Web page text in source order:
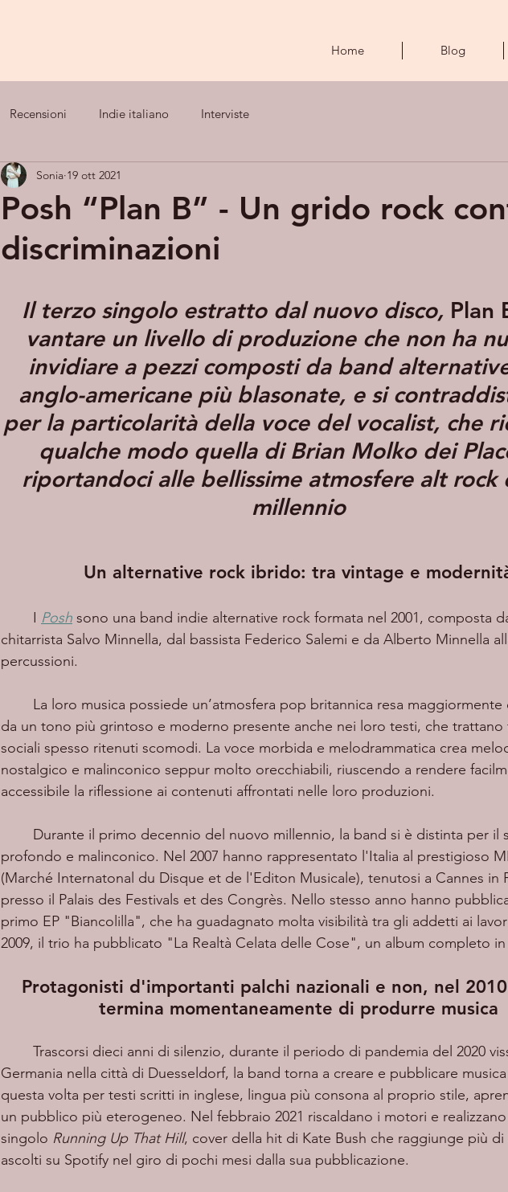
Home Blog
Recensioni Indie italiano Interviste
Posh “Plan B” - Un grido rock
discriminazioni
Sonia 19 ott 2021
Il terzo singolo estratto dal nuovo disco, Plan
vantare un livello di produzione che non ha
invidiare a pezzi composti da band
anglo-americane più blasonate, e si
per la particolarità della voce del vocalist, che
qualche modo quella di Brian Molko dei
riportandoci alle bellissime atmosfere alt rock
millennio
Un alternative rock ibrido: tra vintage e
	I
Posh sono una band indie alternative rock formata nel 2001, composta
chitarrista Salvo Minnella, dal bassista Federico Salemi e da Alberto Minnella
percussioni.
da un tono più grintoso e moderno presente anche nei loro testi, che trattano
sociali spesso ritenuti scomodi. La voce morbida e melodrammatica crea
nostalgico e malinconico seppur molto orecchiabili, riuscendo a rendere
accessibile la riflessione ai contenuti affrontati nelle loro produzioni.
profondo e malinconico. Nel 2007 hanno rappresentato l'Italia al prestigioso
(Marché Internatonal du Disque et de l'Editon Musicale), tenutosi a Cannes in
presso il Palais des Festivals et des Congrès. Nello stesso anno hanno
primo EP "Biancolilla", che ha guadagnato molta visibilità tra gli addetti ai
2009, il trio ha pubblicato "La Realtà Celata delle Cose", un album completo in
Protagonisti d'importanti palchi nazionali e non, nel
termina momentaneamente di produrre musica
Germania nella città di Duesseldorf, la band torna a creare e pubblicare
questa volta per testi scritti in inglese, lingua più consona al proprio stile,
un pubblico più eterogeneo. Nel febbraio 2021 riscaldano i motori e realizzano
singolo Running Up That Hill, cover della hit di Kate Bush che raggiunge più di
ascolti su Spotify nel giro di pochi mesi dalla sua pubblicazione.